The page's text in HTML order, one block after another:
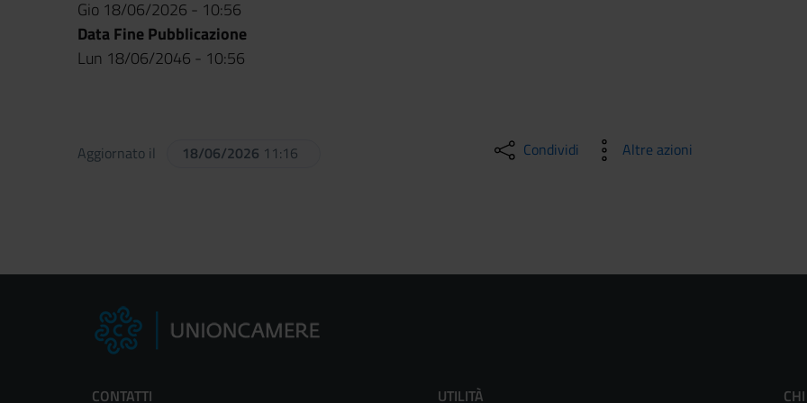
Gio 18/06/2026 - 10:56
Data Fine Pubblicazione
Lun 18/06/2046 - 10:56
Aggiornato il 18/06/2026 11:16 Condividi Altre azioni
CONTATTI UTILITÀ